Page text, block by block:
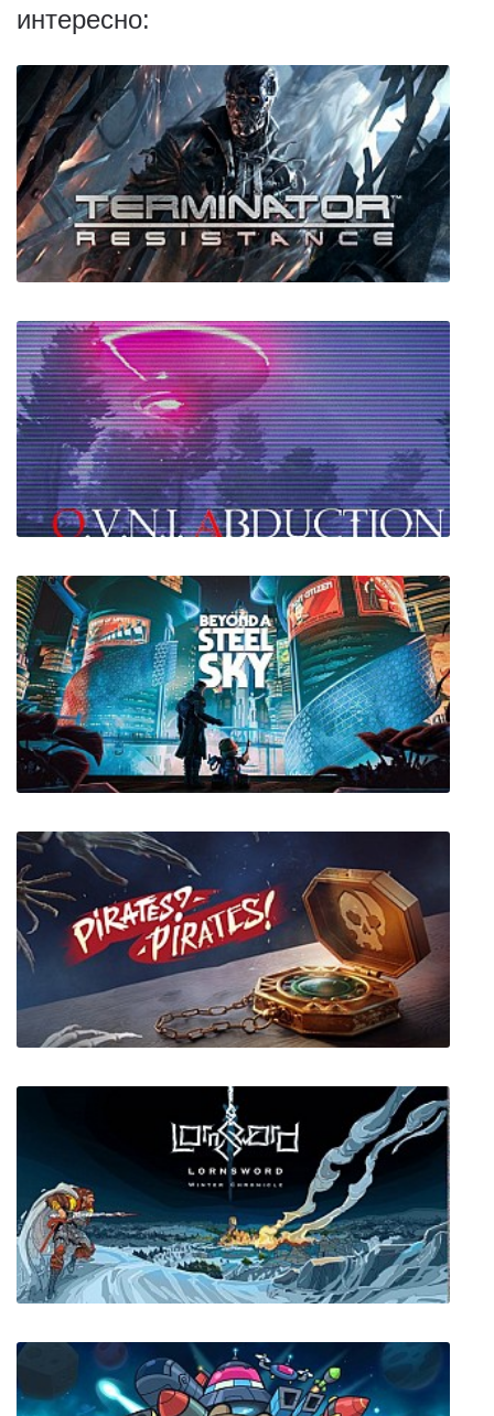
интересно:
Terminator: Resistance
O.V.N.I. Abduction
Beyond a Steel Sky
Pirates? Pirates!